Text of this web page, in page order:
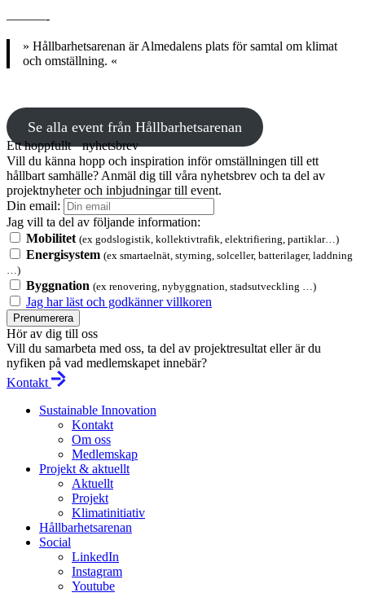
———-
» Hållbarhetsarenan är Almedalens plats för samtal om klimat
och omställning. «
Se alla event från Hållbarhetsarenan
Ett hoppfullt nyhetsbrev
Vill du känna hopp och inspiration inför omställningen till ett
hållbart samhälle? Anmäl dig till våra nyhetsbrev och ta del av
projektnyheter och inbjudningar till event.
Din email:
Jag vill ta del av följande information:
Mobilitet (ex godslogistik, kollektivtrafik, elektrifiering, partiklar…)
Energisystem (ex smartaelnät, styrning, solceller, batterilager, laddning
…)
Byggnation (ex renovering, nybyggnation, stadsutveckling …)
Jag har läst och godkänner villkoren
Prenumerera
Hör av dig till oss
Vill du samarbeta med oss, ta del av projektresultat eller är du
nyfiken på vad medlemskapet innebär?
Kontakt
Sustainable Innovation
Kontakt
Om oss
Medlemskap
Projekt & aktuellt
Aktuellt
Projekt
Klimatinitiativ
Hållbarhetsarenan
Social
LinkedIn
Instagram
Youtube